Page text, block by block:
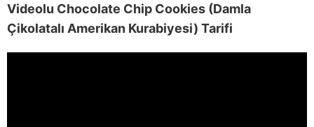
Videolu Chocolate Chip Cookies (Damla
Çikolatalı Amerikan Kurabiyesi) Tarifi